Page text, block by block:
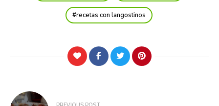
recetas con langostinos
Navegación